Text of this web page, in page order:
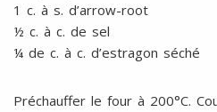
1 c. à s. d’arrow-root
½ c. à c. de sel
¼ de c. à c. d’estragon séché
Préchauffer le four à 200°C.